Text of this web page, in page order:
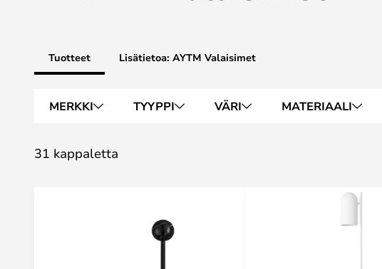
Tuotteet Lisätietoa: AYTM Valaisimet
MERKKI TYYPPI VÄRI MATERIAALI
31 kappaletta